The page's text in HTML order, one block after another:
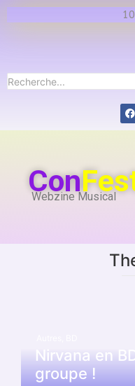
Con
Webzine Musical
Nirvana en
groupe !